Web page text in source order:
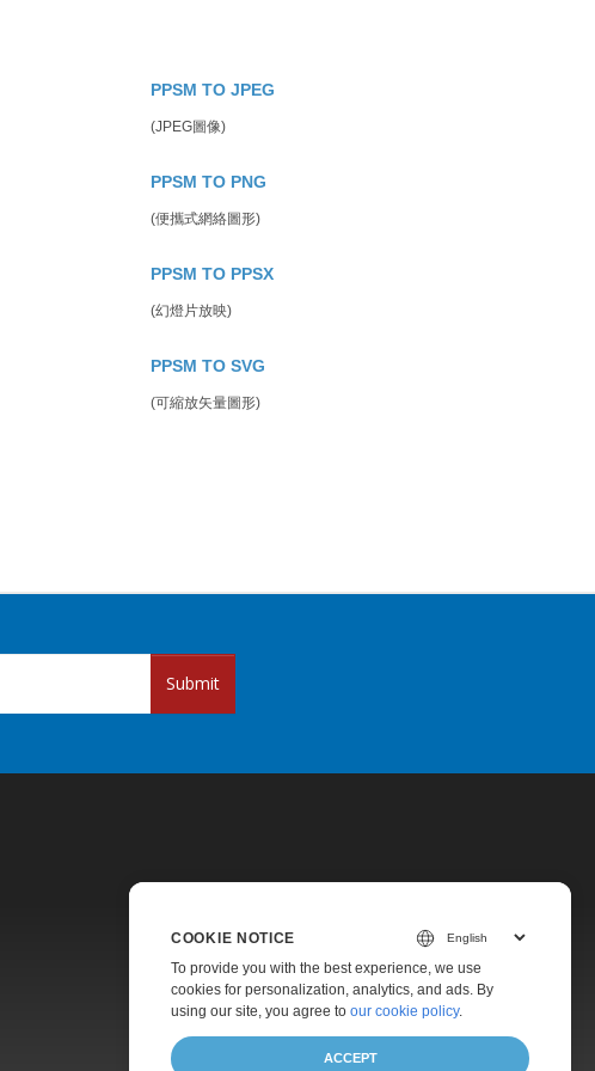
PPSM TO JPEG
(JPEG圖像)
PPSM TO PNG
(便攜式網絡圖形)
PPSM TO PPSX
(幻燈片放映)
PPSM TO SVG
(可縮放矢量圖形)
Submit
Pricing
Paid Support
About
COOKIE NOTICE
To provide you with the best experience, we use
cookies for personalization, analytics, and ads. By
using our site, you agree to our cookie policy.
ACCEPT